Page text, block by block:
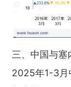
三、中国与塞
2025年1-3月